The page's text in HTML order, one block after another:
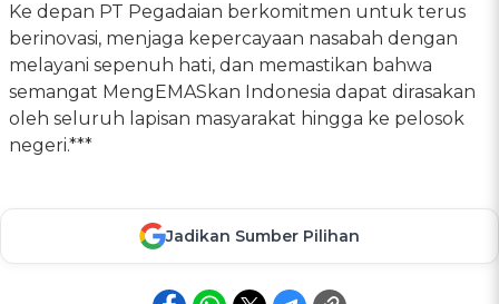
Ke depan PT Pegadaian berkomitmen untuk terus
berinovasi, menjaga kepercayaan nasabah dengan
melayani sepenuh hati, dan memastikan bahwa
semangat MengEMASkan Indonesia dapat dirasakan
oleh seluruh lapisan masyarakat hingga ke pelosok
negeri.***
Jadikan Sumber Pilihan